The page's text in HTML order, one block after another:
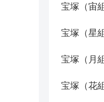
宝塚（宙
宝塚（星
宝塚（月
宝塚（花